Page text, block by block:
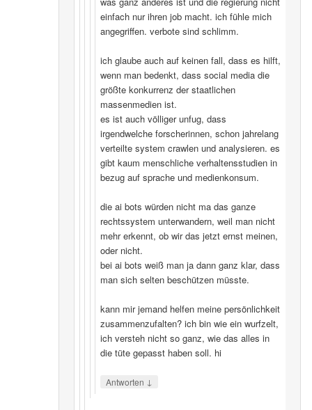
einfach nur ihren job macht. ich fühle mich
angegriffen. verbote sind schlimm.
ich glaube auch auf keinen fall, dass es hilft,
wenn man bedenkt, dass social media die
größte konkurrenz der staatlichen
massenmedien ist.
es ist auch völliger unfug, dass
irgendwelche forscherinnen, schon jahrelang
verteilte system crawlen und analysieren. es
gibt kaum menschliche verhaltensstudien in
bezug auf sprache und medienkonsum.
die ai bots würden nicht ma das ganze
rechtssystem unterwandern, weil man nicht
mehr erkennt, ob wir das jetzt ernst meinen,
oder nicht.
bei ai bots weiß man ja dann ganz klar, dass
man sich selten beschützen müsste.
kann mir jemand helfen meine persönlichkeit
zusammenzufalten? ich bin wie ein wurfzelt,
ich versteh nicht so ganz, wie das alles in
die tüte gepasst haben soll. hi
Antworten ↓